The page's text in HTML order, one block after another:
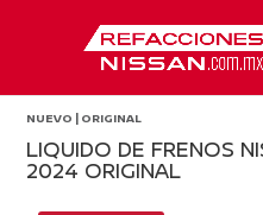
NUEVO | ORIGINAL
LIQUIDO DE FRENOS
2024 ORIGINAL